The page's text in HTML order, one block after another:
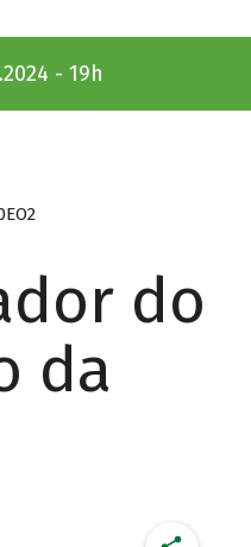
- 19h
do
da